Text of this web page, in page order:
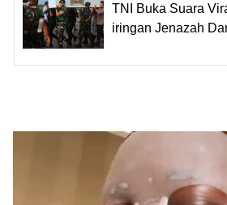
TNI Buka Suara
iringan Jenazah